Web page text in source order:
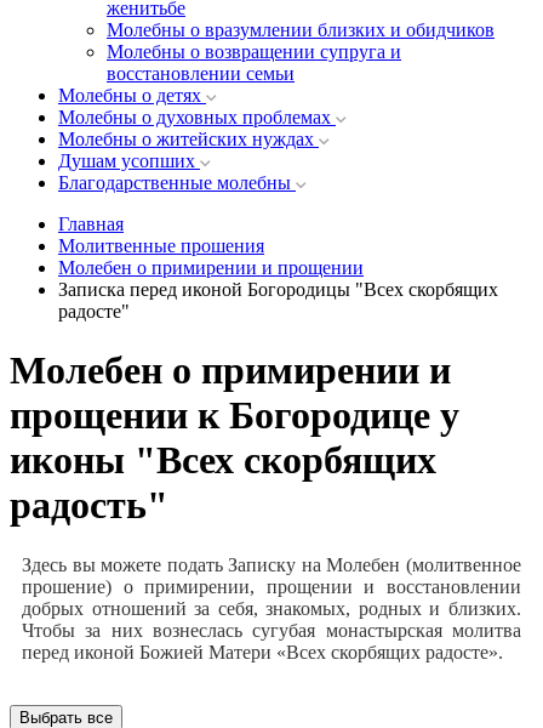
женитьбе
Молебны о вразумлении близких и обидчиков
Молебны о возвращении супруга и
восстановлении семьи
Молебны о детях
Молебны о духовных проблемах
Молебны о житейских нуждах
Душам усопших
Благодарственные молебны
Главная
Молитвенные прошения
Молебен о примирении и прощении
Записка перед иконой Богородицы "Всех скорбящих
радосте"
Молебен о примирении и
прощении к Богородице у
иконы "Всех скорбящих
радость"
Здесь вы можете подать Записку на Молебен (молитвенное
прошение) о примирении, прощении и восстановлении
добрых отношений за себя, знакомых, родных и близких.
Чтобы за них вознеслась сугубая монастырская молитва
перед иконой Божией Матери «Всех скорбящих радосте».
Выбрать все